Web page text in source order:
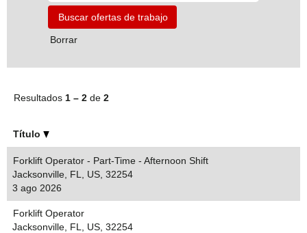
Borrar
Resultados 1 – 2 de 2
Título
Forklift Operator - Part-Time - Afternoon Shift
Jacksonville, FL, US, 32254
3 ago 2026
Forklift Operator
Jacksonville, FL, US, 32254